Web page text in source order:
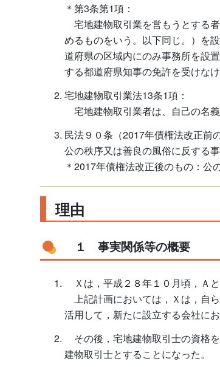
＊第3条第1項：
宅地建物取引業を営もうとする
めるものをいう。以下同じ。）を
道府県の区域内にのみ事務所を設
する都道府県知事の免許を受けなけ
宅地建物取引業法13条1項：
宅地建物取引業者は、自己の名
民法９０条（2017年債権法改正前
公の秩序又は善良の風俗に反する
＊2017年債権法改正後のもの：公
理由
１ 事実関係等の概要
Ｘは，平成２８年１０月頃，Ａ
上記計画においては，Ｘは，自
活用して，新たに設立する会社に
その後，宅地建物取引士の資格
建物取引士とすることになった。